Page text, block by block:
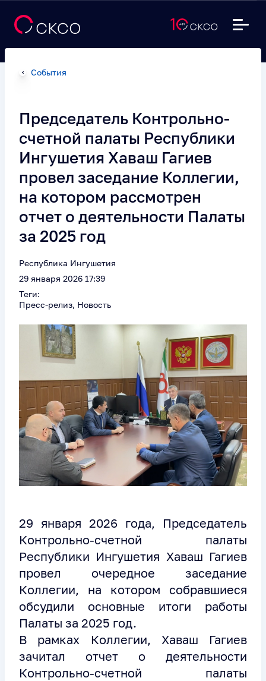
События
Председатель Контрольно-
счетной палаты Республики
Ингушетия Хаваш Гагиев
провел заседание Коллегии,
на котором рассмотрен
отчет о деятельности Палаты
за 2025 год
Республика Ингушетия
29 января 2026 17:39
Теги:
Пресс-релиз, Новость
29 января 2026 года, Председатель
Контрольно-счетной палаты
Республики Ингушетия Хаваш Гагиев
провел очередное заседание
Коллегии, на котором собравшиеся
обсудили основные итоги работы
Палаты за 2025 год.
В рамках Коллегии, Хаваш Гагиев
зачитал отчет о деятельности
Контрольно-счетной палаты